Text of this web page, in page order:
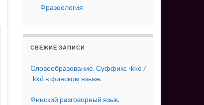
Фразеология
СВЕЖИЕ ЗАПИСИ
Словообразование. Суффикс -kko /
-kkö в финском языке.
Финский разговорный язык.